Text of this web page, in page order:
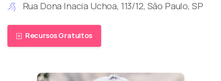
Rua Dona Inacia Uchoa, 113/12, São Paulo, SP
Recursos Gratuitos